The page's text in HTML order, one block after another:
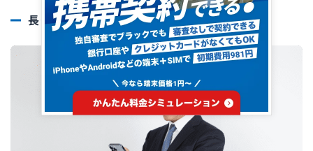
長く使うなら長期間レンタルのサービス